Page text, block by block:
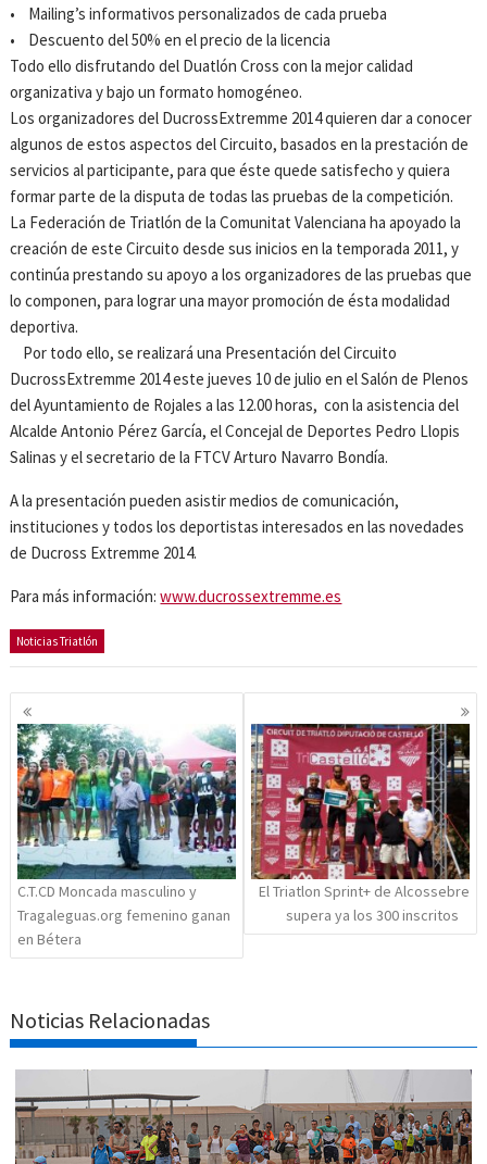
• Mailing’s informativos personalizados de cada prueba
• Descuento del 50% en el precio de la licencia
Todo ello disfrutando del Duatlón Cross con la mejor calidad
organizativa y bajo un formato homogéneo.
Los organizadores del DucrossExtremme 2014 quieren dar a conocer
algunos de estos aspectos del Circuito, basados en la prestación de
servicios al participante, para que éste quede satisfecho y quiera
formar parte de la disputa de todas las pruebas de la competición.
La Federación de Triatlón de la Comunitat Valenciana ha apoyado la
creación de este Circuito desde sus inicios en la temporada 2011, y
continúa prestando su apoyo a los organizadores de las pruebas que
lo componen, para lograr una mayor promoción de ésta modalidad
deportiva.
Por todo ello, se realizará una Presentación del Circuito
DucrossExtremme 2014 este jueves 10 de julio en el Salón de Plenos
del Ayuntamiento de Rojales a las 12.00 horas, con la asistencia del
Alcalde Antonio Pérez García, el Concejal de Deportes Pedro Llopis
Salinas y el secretario de la FTCV Arturo Navarro Bondía.
A la presentación pueden asistir medios de comunicación,
instituciones y todos los deportistas interesados en las novedades
de Ducross Extremme 2014.
Para más información:www.ducrossextremme.es
Noticias Triatlón
Navegación
de
entradas
C.T.CD Moncada masculino y
Tragaleguas.org femenino ganan
en Bétera
El Triatlon Sprint+ de Alcossebre
supera ya los 300 inscritos
Noticias Relacionadas